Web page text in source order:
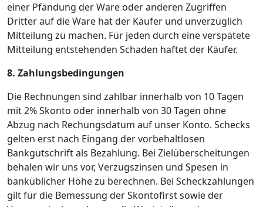
einer Pfändung der Ware oder anderen Zugriffen
Dritter auf die Ware hat der Käufer und unverzüglich
Mitteilung zu machen. Für jeden durch eine verspätete
Mitteilung entstehenden Schaden haftet der Käufer.
8. Zahlungsbedingungen
Die Rechnungen sind zahlbar innerhalb von 10 Tagen
mit 2% Skonto oder innerhalb von 30 Tagen ohne
Abzug nach Rechungsdatum auf unser Konto. Schecks
gelten erst nach Eingang der vorbehaltlosen
Bankgutschrift als Bezahlung. Bei Zielüberscheitungen
behalen wir uns vor, Verzugszinsen und Spesen in
banküblicher Höhe zu berechnen. Bei Scheckzahlungen
gilt für die Bemessung der Skontofirst sowie der